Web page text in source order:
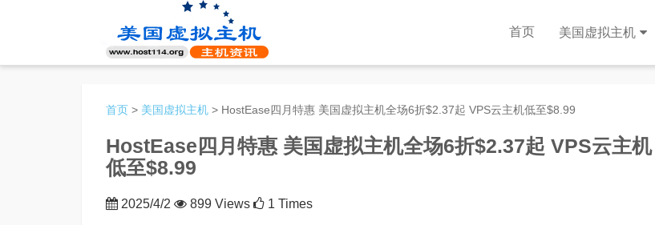
首页 美国虚拟主机
首页 > 美国虚拟主机 > HostEase四月特惠 美国虚拟主机全场6折$2.37起 VPS云主机低至$8.99
HostEase四月特惠 美国虚拟主机全场6折$2.37起 VPS云主机
低至$8.99
2025/4/2 899 Views 1 Times